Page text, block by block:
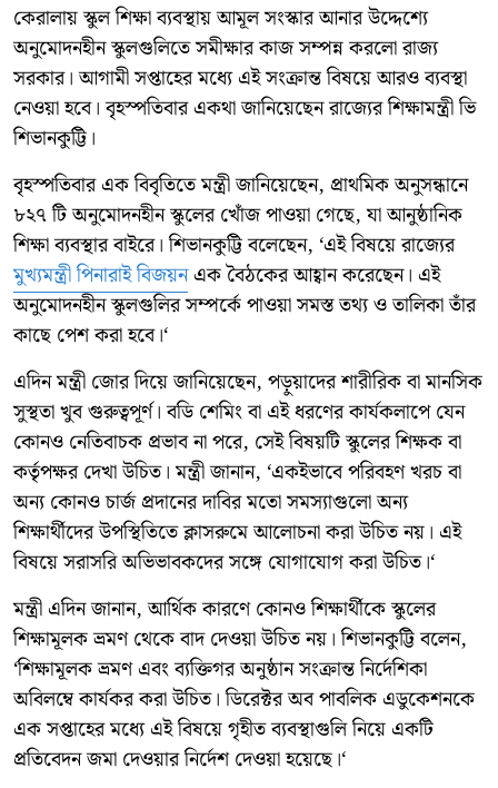
কেরালায় স্কুল শিক্ষা ব্যবস্থায় আমূল সংস্কার আনার উদ্দেশ্যে
অনুমোদনহীন স্কুলগুলিতে সমীক্ষার কাজ সম্পন্ন করলো রাজ্য
সরকার। আগামী সপ্তাহের মধ্যে এই সংক্রান্ত বিষয়ে আরও ব্যবস্থা
নেওয়া হবে। বৃহস্পতিবার একথা জানিয়েছেন রাজ্যের শিক্ষামন্ত্রী ভি
শিভানকুট্টি।
বৃহস্পতিবার এক বিবৃতিতে মন্ত্রী জানিয়েছেন, প্রাথমিক অনুসন্ধানে
৮২৭ টি অনুমোদনহীন স্কুলের খোঁজ পাওয়া গেছে, যা আনুষ্ঠানিক
শিক্ষা ব্যবস্থার বাইরে। শিভানকুট্টি বলেছেন, ‘এই বিষয়ে রাজ্যের
মুখ্যমন্ত্রী পিনারাই বিজয়নএক বৈঠকের আহ্বান করেছেন। এই
অনুমোদনহীন স্কুলগুলির সম্পর্কে পাওয়া সমস্ত তথ্য ও তালিকা তাঁর
কাছে পেশ করা হবে।‘
এদিন মন্ত্রী জোর দিয়ে জানিয়েছেন, পড়ুয়াদের শারীরিক বা মানসিক
সুস্থতা খুব গুরুত্বপূর্ণ। বডি শেমিং বা এই ধরণের কার্যকলাপে যেন
কোনও নেতিবাচক প্রভাব না পরে, সেই বিষয়টি স্কুলের শিক্ষক বা
কর্তৃপক্ষর দেখা উচিত। মন্ত্রী জানান, ‘একইভাবে পরিবহণ খরচ বা
অন্য কোনও চার্জ প্রদানের দাবির মতো সমস্যাগুলো অন্য
শিক্ষার্থীদের উপস্থিতিতে ক্লাসরুমে আলোচনা করা উচিত নয়। এই
বিষয়ে সরাসরি অভিভাবকদের সঙ্গে যোগাযোগ করা উচিত।‘
মন্ত্রী এদিন জানান, আর্থিক কারণে কোনও শিক্ষার্থীকে স্কুলের
শিক্ষামূলক ভ্রমণ থেকে বাদ দেওয়া উচিত নয়। শিভানকুট্টি বলেন,
‘শিক্ষামূলক ভ্রমণ এবং ব্যক্তিগর অনুষ্ঠান সংক্রান্ত নির্দেশিকা
অবিলম্বে কার্যকর করা উচিত। ডিরেক্টর অব পাবলিক এডুকেশনকে
এক সপ্তাহের মধ্যে এই বিষয়ে গৃহীত ব্যবস্থাগুলি নিয়ে একটি
প্রতিবেদন জমা দেওয়ার নির্দেশ দেওয়া হয়েছে।‘